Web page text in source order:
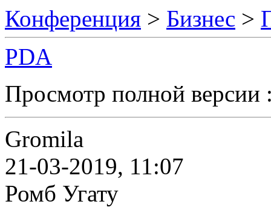
Конференция > Бизнес >
PDA
Просмотр полной
Gromila
21-03-2019, 11:07
Ромб Угату